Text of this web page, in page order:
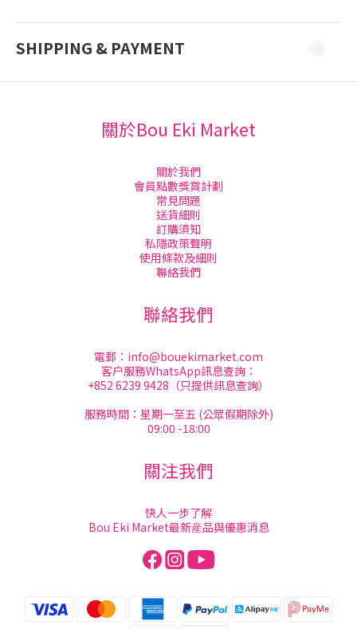
SHIPPING & PAYMENT
關於Bou Eki Market
關於我們
會員點數獎賞計劃
常見問題
送貨細則
訂購須知
私隱政策聲明
使用條款及細則
聯絡我們
聯絡我們
電郵： info@bouekimarket.com
客户服務WhatsApp訊息查詢：
+852 6239 9428（只提供訊息查詢）
服務時間：星期一至五 (公眾假期除外)
09:00 -18:00
關注我們
快人一步了解
Bou Eki Market最新産品與優惠消息